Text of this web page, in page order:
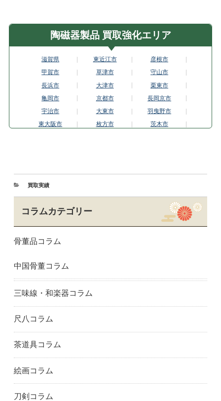
陶磁器製品 買取強化エリア
滋賀県 東近江市
彦根市
甲賀市
草津市
守山市
長浜市
大津市
栗東市
亀岡市
京都市
長岡京市
宇治市
大東市
羽曳野市
東大阪市
枚方市
茨木市
寝屋川市
大阪市
堺市
吹田市
明石市
芦屋市
神戸市東灘区
姫路市
神戸市
西宮市
香芝市
大和郡山市
和歌山県
和歌山市
岐阜県
愛知県
一宮市
春日井市
長久手市
岡崎市
尾張旭市
瀬戸市
豊橋市
津市
四日市市
埼玉県
川越市
さいたま市
所沢市
つくば市
千葉県
買取実績
コラムカテゴリー
骨董品コラム
中国骨董コラム
三味線・和楽器コラム
尺八コラム
茶道具コラム
絵画コラム
刀剣コラム